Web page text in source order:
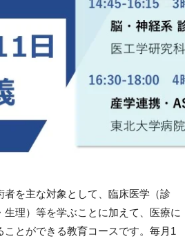
を主な対象として、臨床医学（診
理）等を学ぶことに加えて、医療に
とができる教育コースです。毎月1